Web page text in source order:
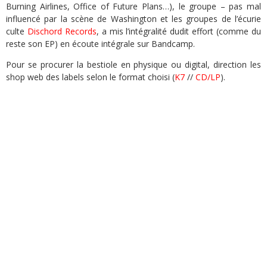
Burning Airlines, Office of Future Plans…), le groupe – pas mal
influencé par la scène de Washington et les groupes de l’écurie
culte Dischord Records, a mis l’intégralité dudit effort (comme du
reste son EP) en écoute intégrale sur Bandcamp.
Pour se procurer la bestiole en physique ou digital, direction les
shop web des labels selon le format choisi (K7 // CD/LP).